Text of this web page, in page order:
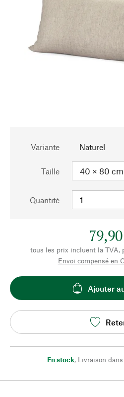
Variante Naturel
Taille
Quantité
tous les prix incluent la TVA,
Envoi compensé en
Ajouter
En stock, Livraison